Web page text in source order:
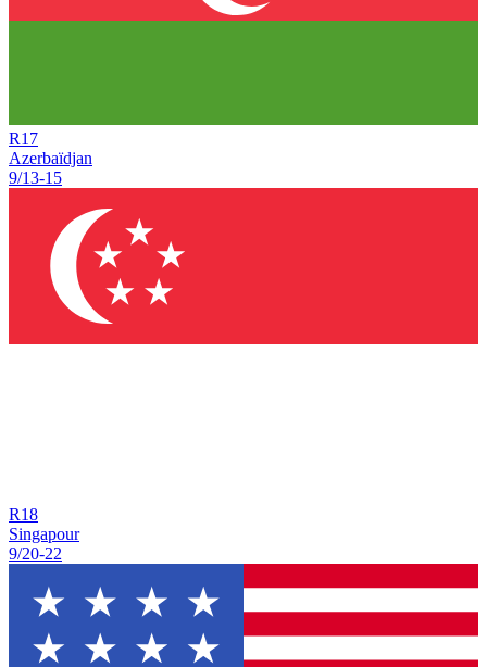
R17
Azerbaïdjan
9/13-15
R18
Singapour
9/20-22